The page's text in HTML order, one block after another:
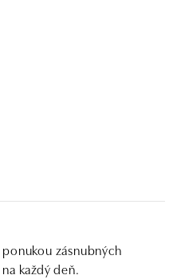
zásnubných
každý deň.